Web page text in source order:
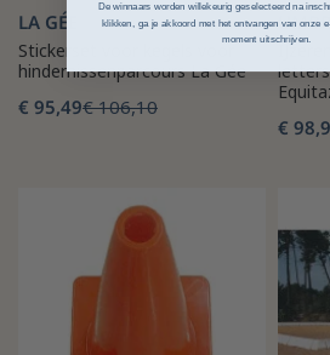
LA GÉE
Stickerset voor kegels voor
hindernissenparcours La Gée
€ 95,49€ 106,10
letters
€
De winnaars worden willekeurig geselecteerd na
klikken, ga je akkoord met het ontvangen van onze
moment uitschrijven.